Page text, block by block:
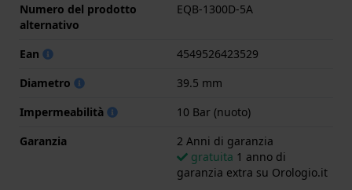
.
Numero del prodotto
alternativo
EQB-1300D-5A
Ean
4549526423529
Diametro
39.5 mm
Impermeabilità
10 Bar (nuoto)
Garanzia
2 Anni di garanzia
gratuita 1 anno di
garanzia extra su Orologio.it